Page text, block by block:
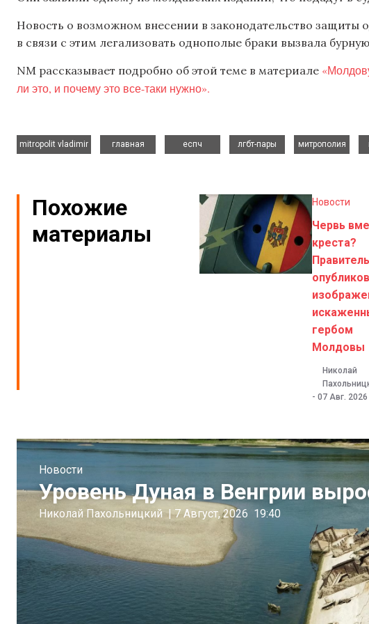
Новость о возможном внесении в законодательство защиты
в связи с этим легализовать однополые браки вызвала
NM рассказывает подробно об этой теме в материале
ли это, и почему это все-таки нужно».
mitropolit vladimir
главная
еспч
лгбт-пары
митрополия
Похожие
материалы
Новости
Червь
креста?
гербом
Молдовы
Николай
- 07 Авг. 2026
Новости
Уровень Дуная в Венгрии
Николай Пахольницкий | 7 Август, 2026 19:40